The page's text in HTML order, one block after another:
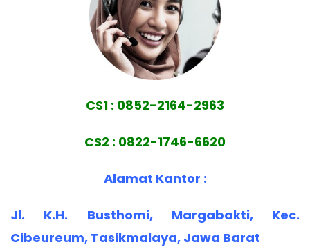
CS1 : 0852-2164-2963
CS2 : 0822-1746-6620
Alamat Kantor :
Jl. K.H. Busthomi, Margabakti, Kec.
Cibeureum, Tasikmalaya, Jawa Barat